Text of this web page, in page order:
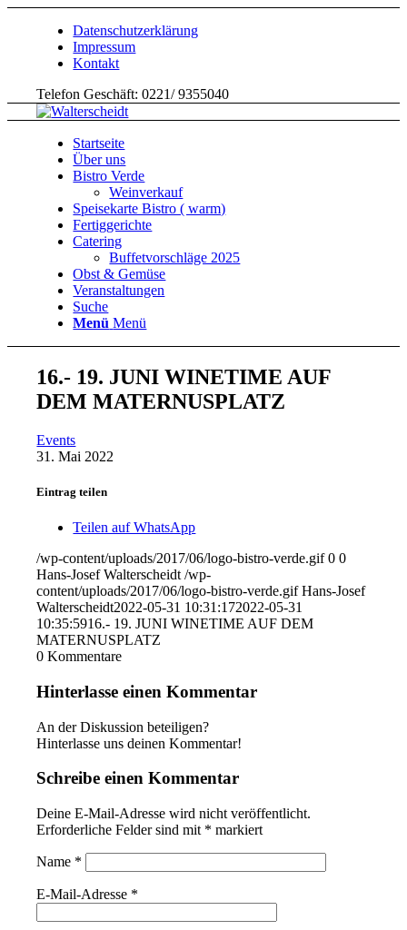
Datenschutzerklärung
Impressum
Kontakt
Telefon Geschäft: 0221/ 9355040
Startseite
Über uns
Bistro Verde
Weinverkauf
Speisekarte Bistro ( warm)
Fertiggerichte
Catering
Buffetvorschläge 2025
Obst & Gemüse
Veranstaltungen
Suche
Menü Menü
16.- 19. JUNI WINETIME AUF
DEM MATERNUSPLATZ
Events
31. Mai 2022
Eintrag teilen
Teilen auf WhatsApp
/wp-content/uploads/2017/06/logo-bistro-verde.gif 0 0
Hans-Josef Walterscheidt /wp-
content/uploads/2017/06/logo-bistro-verde.gif Hans-Josef
Walterscheidt2022-05-31 10:31:172022-05-31
10:35:5916.- 19. JUNI WINETIME AUF DEM
MATERNUSPLATZ
0 Kommentare
Hinterlasse einen Kommentar
An der Diskussion beteiligen?
Hinterlasse uns deinen Kommentar!
Schreibe einen Kommentar
Deine E-Mail-Adresse wird nicht veröffentlicht.
Erforderliche Felder sind mit * markiert
Name *
E-Mail-Adresse *